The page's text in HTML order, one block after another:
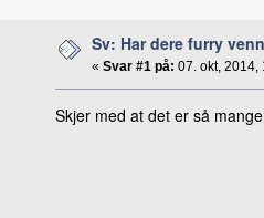
Sv: Har dere furry
« Svar #1 på: 07. okt, 2014,
Skjer med at det er så